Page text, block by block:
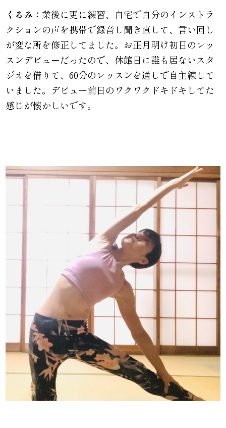
くるみ： 業後に更に練習、自宅で自分のインストラ
クションの声を携帯で録音し聞き直して、言い回し
が変な所を修正してました。お正月明け初日のレッ
スンデビューだったので、休館日に誰も居ないスタ
ジオを借りて、60分のレッスンを通しで自主練して
いました。デビュー前日のワクワクドキドキしてた
感じが懐かしいです。